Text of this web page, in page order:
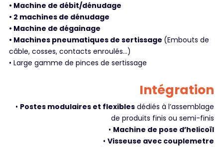
• Machine de débit/dénudage
• 2 machines de dénudage
• Machine de dégainage
• Machines pneumatiques de sertissage (Embouts de
câble, cosses, contacts enroulés…)
• Large gamme de pinces de sertissage
Intégration
• Postes modulaires et flexibles dédiés à l’assemblage
de produits finis ou semi-finis
• Machine de pose d’helicoïl
•Visseuse avec couplemetre